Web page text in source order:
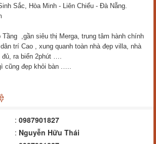
Sắc, Hòa Minh - Liên Chiểu - Đà Nẵng.
,gần siêu thị Merga, trung tâm hành chính
trí Cao , xung quanh toàn nhà đẹp villa, nhà
ra biển 2phút ….
cũng đẹp khỏi bàn .….
: 0987901827
: Nguyễn Hữu Thái